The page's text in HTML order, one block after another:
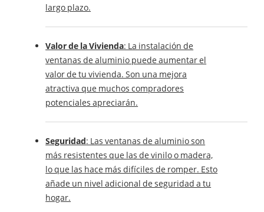
largo plazo.
Valor de la Vivienda: La instalación de
ventanas de aluminio puede aumentar el
valor de tu vivienda. Son una mejora
atractiva que muchos compradores
potenciales apreciarán.
Seguridad: Las ventanas de aluminio son
más resistentes que las de vinilo o madera,
lo que las hace más difíciles de romper. Esto
añade un nivel adicional de seguridad a tu
hogar.